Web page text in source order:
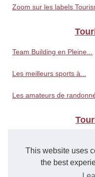
This website uses
the best
Zoom sur les labels
Team Building en Pleine...
Les meilleurs sports à...
Les amateurs de
Une journée de tourisme...